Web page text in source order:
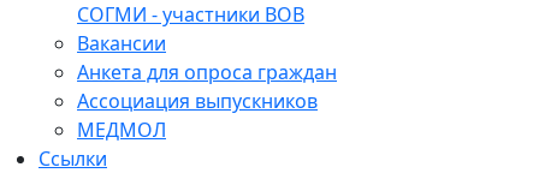
СОГМИ - участники ВОВ
Вакансии
Анкета для опроса граждан
Ассоциация выпускников
МЕДМОЛ
Ссылки